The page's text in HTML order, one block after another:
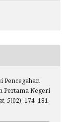
Pencegahan
Pertama Negeri
, 5(02), 174–181.